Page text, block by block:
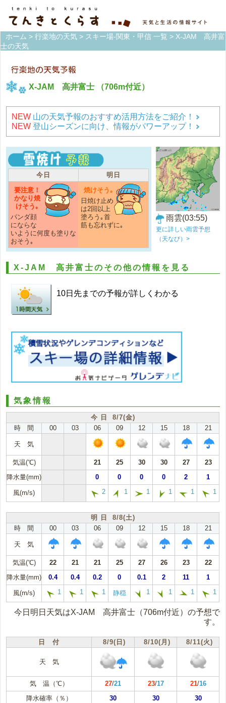
ホーム > 行楽地の天気 > スキー場-関東・甲信 一覧 > X-JAM 高井富
士の天気
X-JAM 高井富士 （706m付近）
NEW 山の天気予報のおすすめ活用方法をご紹介！
NEW 登山シーズンに向け、情報がパワーアップ！
今日
明日
要注意！
かなり焼
けそう｡
パンダ顔
にならな
いように何度も塗りな
おそう｡
焼けそう｡
日焼け止め
は2回以上
塗ろう｡首
筋も忘れずに｡
雨雲(03:55)
更に詳しい雨雲予想
（天なび）>
X-JAM 高井富士のその他の情報を見る
10日先までの予報が詳しくわかる
気象情報
今 日 8/7(金)
時 間
00 03 06 09 12 15 18 21
天 気
気温(℃) 21 25 30 30 27
23
降水量(mm)
0 0 0 0 2 1
風(m/s) 2 1 1 1 1 1
明 日 8/8(土)
時 間
00 03 06 09 12 15 18 21
天 気
気温(℃) 22 21 21 25 27 26 23
22
降水量(mm)
0.4 0.4 0.2 0 0.1 2 11 1
風(m/s) 1 1 1 静穏 1 1 1 1
今日明日天気はX-JAM 高井富士（706m付近）の予想で
す。
日 付 8/9(日) 8/10(月) 8/11(火)
天 気
気 温（℃） 27/21 23/17 21/16
降水確率（％）
30 30 30